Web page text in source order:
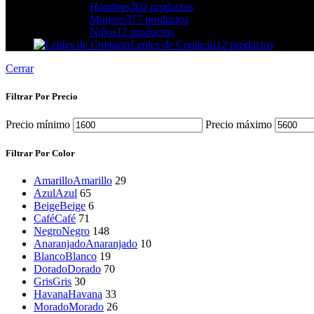
Hombres302 productos
Mujeres377 productos
Niños12 productos
Lentes de Contacto12 productos
Cerrar
Filtrar Por Precio
Precio mínimo Precio máximo
Filtrar Por Color
AmarilloAmarillo 29
AzulAzul 65
BeigeBeige 6
CaféCafé 71
NegroNegro 148
AnaranjadoAnaranjado 10
BlancoBlanco 19
DoradoDorado 70
GrisGris 30
HavanaHavana 33
MoradoMorado 26